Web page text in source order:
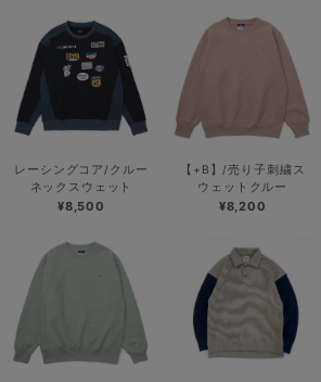
レーシングコア/クルー
ネックスウェット
¥8,500
【+B】/売り子刺繍ス
ウェットクルー
¥8,200